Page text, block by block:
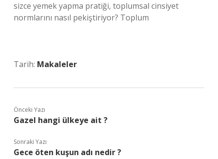
sizce yemek yapma pratiği, toplumsal cinsiyet
normlarını nasıl pekiştiriyor? Toplum
Tarih: Makaleler
Önceki Yazı
Gazel hangi ülkeye ait ?
Sonraki Yazı
Gece öten kuşun adı nedir ?